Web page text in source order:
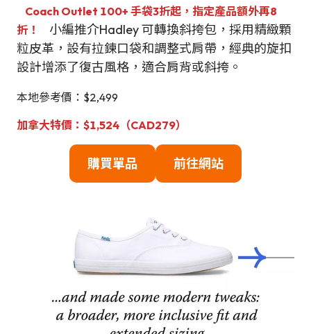
Coach Outlet 100+ 手袋3折起，指定產品額外再8
折！
小編推介Hadley 可轉換斜挎包，採用精緻顆
粒皮革，設有拉鍊口袋和調整式肩帶，經典的旋扣
設計增添了復古風格，適合肩背或斜挎。
本地參考價：$2,499
加拿大特價：$1,524（CAD279）
購買單品 前往網站